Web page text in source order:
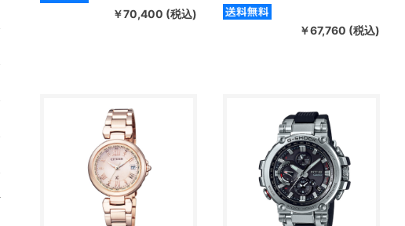
￥70,400 (税込)
￥67,760 (税込)